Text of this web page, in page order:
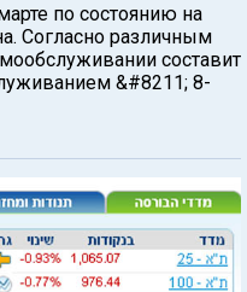
по состоянию на
Согласно различным
составит
&#8211; 8-